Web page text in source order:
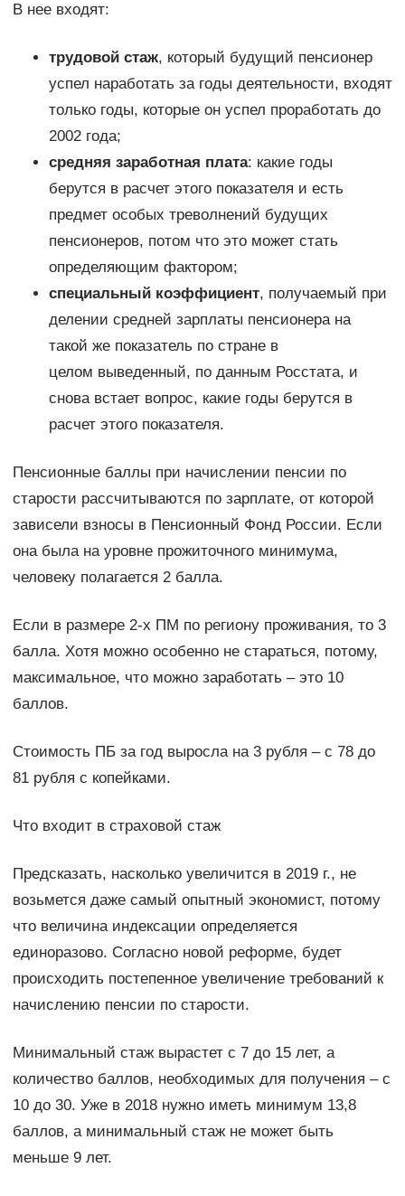
В нее входят:
трудовой стаж, который будущий пенсионер
успел наработать за годы деятельности, входят
только годы, которые он успел проработать до
2002 года;
средняя заработная плата: какие годы
берутся в расчет этого показателя и есть
предмет особых треволнений будущих
пенсионеров, потом что это может стать
определяющим фактором;
специальный коэффициент, получаемый при
делении средней зарплаты пенсионера на
такой же показатель по стране в
целом выведенный, по данным Росстата, и
снова встает вопрос, какие годы берутся в
расчет этого показателя.
Пенсионные баллы при начислении пенсии по
старости рассчитываются по зарплате, от которой
зависели взносы в Пенсионный Фонд России. Если
она была на уровне прожиточного минимума,
человеку полагается 2 балла.
Если в размере 2-х ПМ по региону проживания, то 3
балла. Хотя можно особенно не стараться, потому,
максимальное, что можно заработать – это 10
баллов.
Стоимость ПБ за год выросла на 3 рубля – с 78 до
81 рубля с копейками.
Что входит в страховой стаж
Предсказать, насколько увеличится в 2019 г., не
возьмется даже самый опытный экономист, потому
что величина индексации определяется
единоразово. Согласно новой реформе, будет
происходить постепенное увеличение требований к
начислению пенсии по старости.
Минимальный стаж вырастет с 7 до 15 лет, а
количество баллов, необходимых для получения – с
10 до 30. Уже в 2018 нужно иметь минимум 13,8
баллов, а минимальный стаж не может быть
меньше 9 лет.